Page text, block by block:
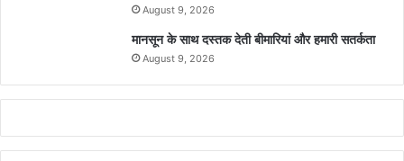
August 9, 2026
मानसून के साथ दस्तक देती बीमारियां और हमारी सतर्कता
August 9, 2026